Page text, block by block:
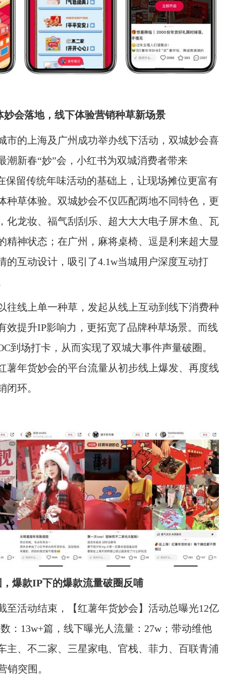
妙会落地，线下体验营销种草新场景
市的上海及广州成功举办线下活动，双城妙会喜
新春“妙”会，小红书为双城消费者带来
保留传统年味活动的基础上，让现场摊位更富有
种草体验。双城妙会不仅匹配两地不同特色，更
化龙妆、福气刮刮乐、超大大大电子屏木鱼、瓦
精神状态；在广州，麻将桌椅、逗是利来超大显
互动设计，吸引了4.1w当城用户深度互动打
往线上单一种草，发起从线上互动到线下消费种
效提升IP影响力，更拓宽了品牌种草场景。而线
到场打卡，从而实现了双城大事件声量破圈。
薯年货妙会的平台流量从初步线上爆发、再度线
环。
，爆款IP下的爆款流量破圈反哺
至活动结束，【红薯年货妙会】活动总曝光12亿
：13w+篇，线下曝光人流量：27w；带动维他
主、不二家、三星家电、官栈、菲力、百联青浦
销突围。